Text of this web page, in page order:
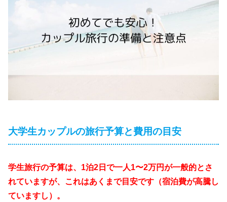
大学生カップルの旅行予算と費用の目安
学生旅行の予算は、1泊2日で一人1〜2万円が一般的とさ
れていますが、これはあくまで目安です（宿泊費が高騰し
ていますし）。